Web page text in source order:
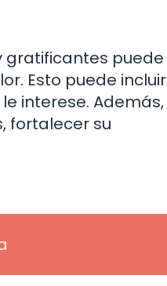
gratificantes puede
Esto puede incluir
interese. Además,
fortalecer su